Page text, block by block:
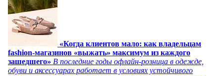
«Когда клиентов мало: как владельцам
fashion-магазинов «выжать» максимум из каждого
зашедшего» В последние годы офлайн-розница в одежде,
обуви и аксессуарах работает в условиях устойчивого